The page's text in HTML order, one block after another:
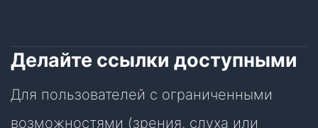
Делайте ссылки доступными
Для пользователей с ограниченными
возможностями (зрения, слуха или